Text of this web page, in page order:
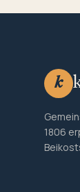
k
1806